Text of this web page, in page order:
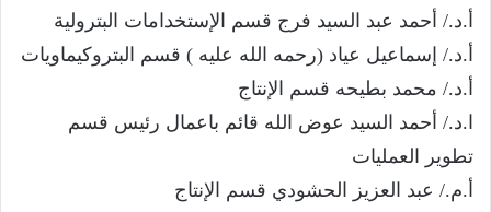
أ.د./ أحمد عبد السيد فرج قسم الإستخدامات البترولية
أ.د./ إسماعيل عياد (رحمه الله عليه ) قسم البتروكيماويات
أ.د./ محمد بطيحه قسم الإنتاج
ا.د./ أحمد السيد عوض الله قائم باعمال رئيس قسم
تطوير العمليات
أ.م./ عبد العزيز الحشودي قسم الإنتاج